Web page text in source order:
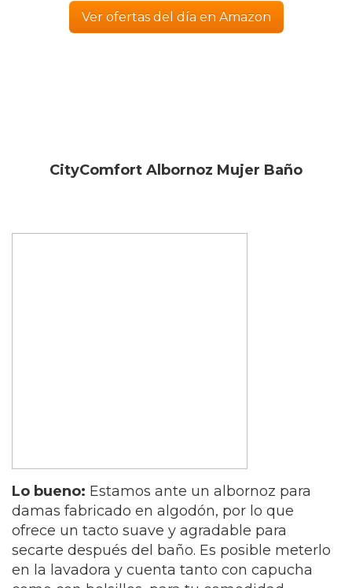
Ver ofertas del día en Amazon
CityComfort Albornoz Mujer Baño
Lo bueno: Estamos ante un albornoz para
damas fabricado en algodón, por lo que
ofrece un tacto suave y agradable para
secarte después del baño. Es posible meterlo
en la lavadora y cuenta tanto con capucha